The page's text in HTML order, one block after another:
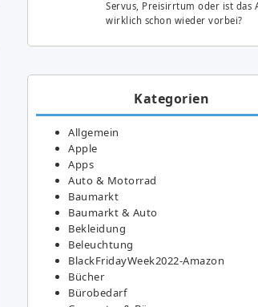
Servus, Preisirrtum oder ist das
wirklich schon wieder vorbei?
Kategorien
Allgemein
Apple
Apps
Auto & Motorrad
Baumarkt
Baumarkt & Auto
Bekleidung
Beleuchtung
BlackFridayWeek2022-Amazon
Bücher
Bürobedarf